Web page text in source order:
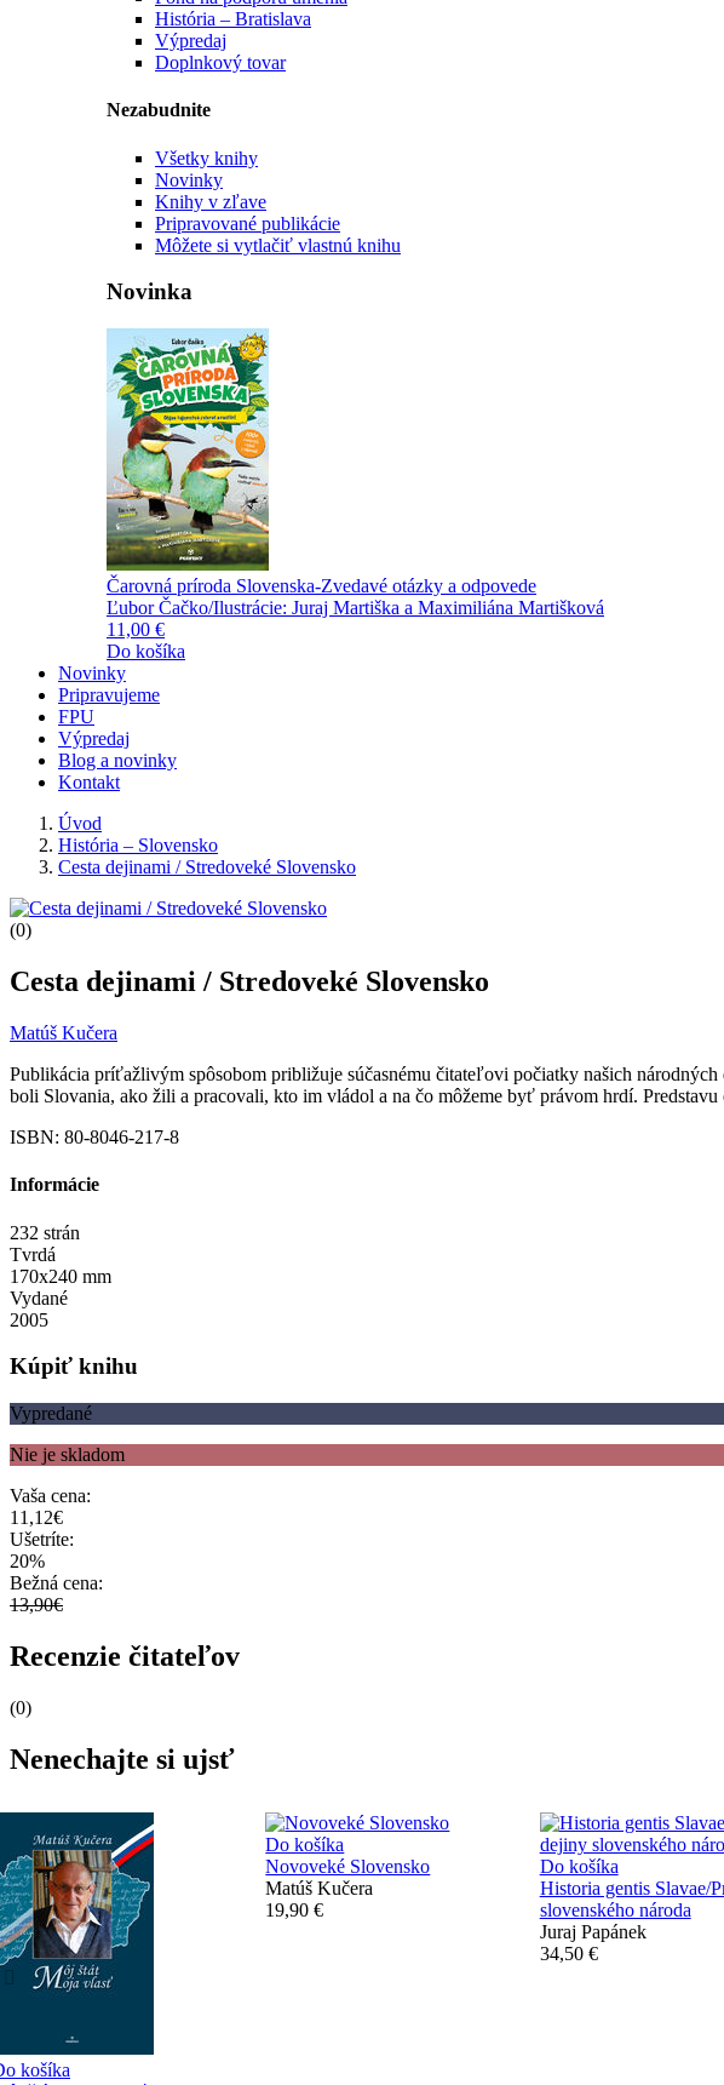
História – Bratislava
Výpredaj
Doplnkový tovar
Nezabudnite
Všetky knihy
Novinky
Knihy v zľave
Pripravované publikácie
Môžete si vytlačiť vlastnú knihu
Novinka
Čarovná príroda Slovenska-Zvedavé otázky a odpovede
Ľubor Čačko/Ilustrácie: Juraj Martiška a Maximiliána Martišková
11,00 €
Do košíka
Novinky
Pripravujeme
FPU
Výpredaj
Blog a novinky
Kontakt
Úvod
História – Slovensko
Cesta dejinami / Stredoveké Slovensko
(0)
Cesta dejinami / Stredoveké Slovensko
Matúš Kučera
Publikácia príťažlivým spôsobom približuje súčasnému čitateľovi počiatky našich
boli Slovania, ako žili a pracovali, kto im vládol a na čo môžeme byť právom hrdí.
ISBN: 80-8046-217-8
Informácie
232 strán
Tvrdá
170x240 mm
Vydané
2005
Kúpiť knihu
Vypredané
Nie je skladom
Vaša cena:
11,12€
Ušetríte:
20%
Bežná cena:
13,90€
Recenzie čitateľov
(0)
Nenechajte si ujsť
košíka
Do košíka
Novoveké Slovensko
Matúš Kučera
19,90 €
Do košíka
Historia gentis Slavae/
slovenského národa
Juraj Papánek
34,50 €